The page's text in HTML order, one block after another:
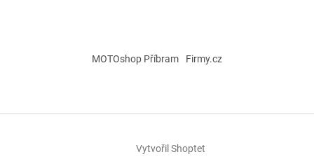
MOTOshop Příbram Firmy.cz
Vytvořil Shoptet